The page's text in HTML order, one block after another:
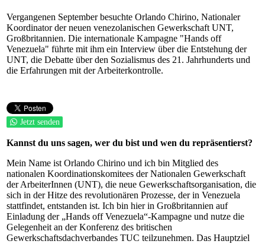
Vergangenen September besuchte Orlando Chirino, Nationaler
Koordinator der neuen venezolanischen Gewerkschaft UNT,
Großbritannien. Die internationale Kampagne "Hands off
Venezuela" führte mit ihm ein Interview über die Entstehung der
UNT, die Debatte über den Sozialismus des 21. Jahrhunderts und
die Erfahrungen mit der Arbeiterkontrolle.
Jetzt senden
Kannst du uns sagen, wer du bist und wen du repräsentierst?
Mein Name ist Orlando Chirino und ich bin Mitglied des
nationalen Koordinationskomitees der Nationalen Gewerkschaft
der ArbeiterInnen (UNT), die neue Gewerkschaftsorganisation, die
sich in der Hitze des revolutionären Prozesse, der in Venezuela
stattfindet, entstanden ist. Ich bin hier in Großbritannien auf
Einladung der „Hands off Venezuela“-Kampagne und nutze die
Gelegenheit an der Konferenz des britischen
Gewerkschaftsdachverbandes TUC teilzunehmen. Das Hauptziel